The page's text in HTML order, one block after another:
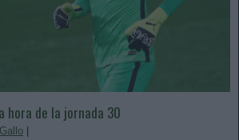
hora de la jornada 30